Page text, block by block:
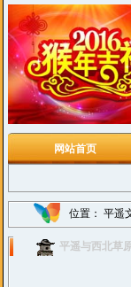
网站首页
位置： 平遥
平遥与西北草